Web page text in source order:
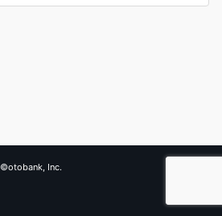
©otobank, Inc.